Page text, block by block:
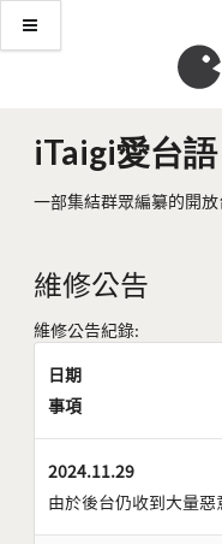
iTaigi愛台語
一部集結群眾編纂的開
維修公告
維修公告紀錄:
日期
事項
2024.11.29
由於後台仍收到大量